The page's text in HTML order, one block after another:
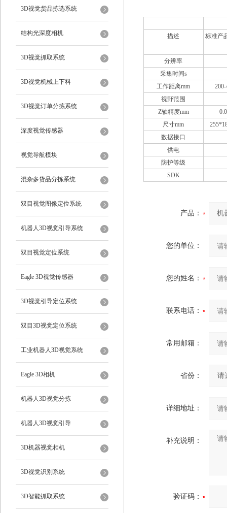
3D视觉货品拣选系统
结构光深度相机
3D视觉抓取系统
3D视觉机械上下料
3D视觉订单分拣系统
深度视觉传感器
视觉导航模块
混杂多货品分拣系统
双目视觉图像定位系统
机器人3D视觉引导系统
双目视觉定位系统
Eagle 3D视觉传感器
3D视觉引导定位系统
双目3D视觉定位系统
工业机器人3D视觉系统
Eagle 3D相机
机器人3D视觉分拣
机器人3D视觉引导
3D机器视觉相机
3D视觉识别系统
3D智能抓取系统
描述 标准产
分辨率
采集时间s
工作距离mm
视野范围
Z轴精度mm
尺寸mm
数据接口
供电
防护等级
SDK
产品：
您的单位：
您的姓名：
联系电话：
常用邮箱：
省份：
详细地址：
补充说明：
验证码：